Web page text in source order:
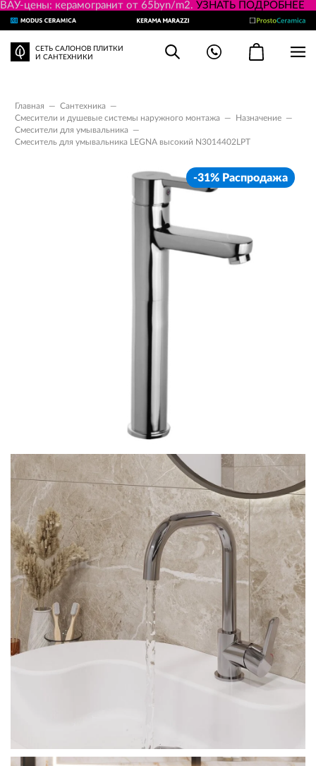
ВАУ-цены: керамогранит от 65byn/m2. УЗНАТЬ ПОДРОБНЕЕ
СЕТЬ САЛОНОВ ПЛИТКИ
И САНТЕХНИКИ
Главная — Сантехника
—
Смесители и душевые системы наружного монтажа
— Назначение —
Смесители для умывальника
—
Смеситель для умывальника LEGNA высокий N3014402LPT
-31% Распродажа